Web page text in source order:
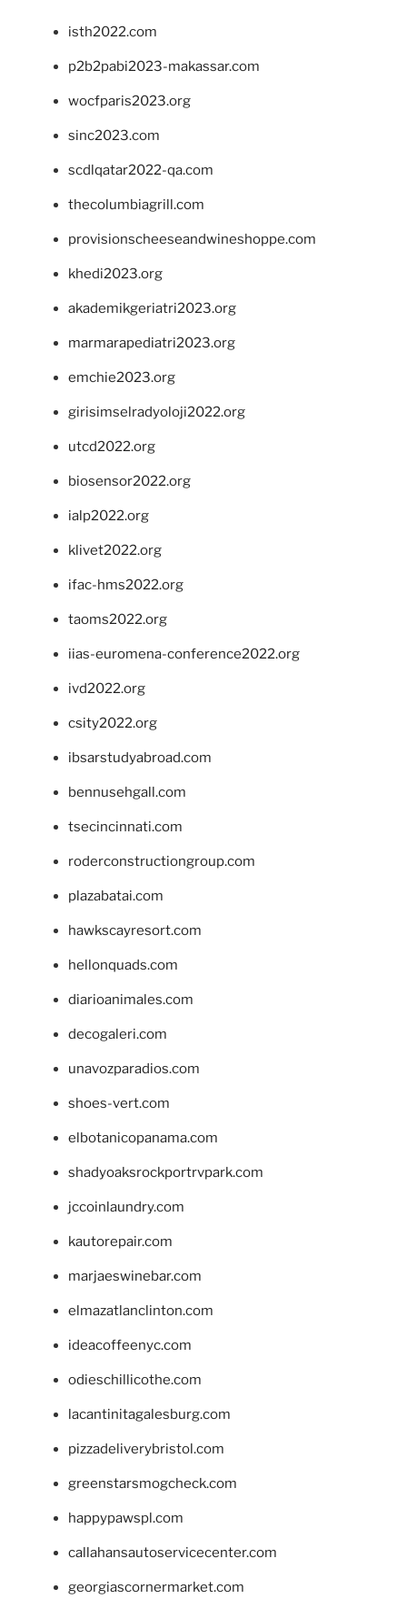
isth2022.com
p2b2pabi2023-makassar.com
wocfparis2023.org
sinc2023.com
scdlqatar2022-qa.com
thecolumbiagrill.com
provisionscheeseandwineshoppe.com
khedi2023.org
akademikgeriatri2023.org
marmarapediatri2023.org
emchie2023.org
girisimselradyoloji2022.org
utcd2022.org
biosensor2022.org
ialp2022.org
klivet2022.org
ifac-hms2022.org
taoms2022.org
iias-euromena-conference2022.org
ivd2022.org
csity2022.org
ibsarstudyabroad.com
bennusehgall.com
tsecincinnati.com
roderconstructiongroup.com
plazabatai.com
hawkscayresort.com
hellonquads.com
diarioanimales.com
decogaleri.com
unavozparadios.com
shoes-vert.com
elbotanicopanama.com
shadyoaksrockportrvpark.com
jccoinlaundry.com
kautorepair.com
marjaeswinebar.com
elmazatlanclinton.com
ideacoffeenyc.com
odieschillicothe.com
lacantinitagalesburg.com
pizzadeliverybristol.com
greenstarsmogcheck.com
happypawspl.com
callahansautoservicecenter.com
georgiascornermarket.com